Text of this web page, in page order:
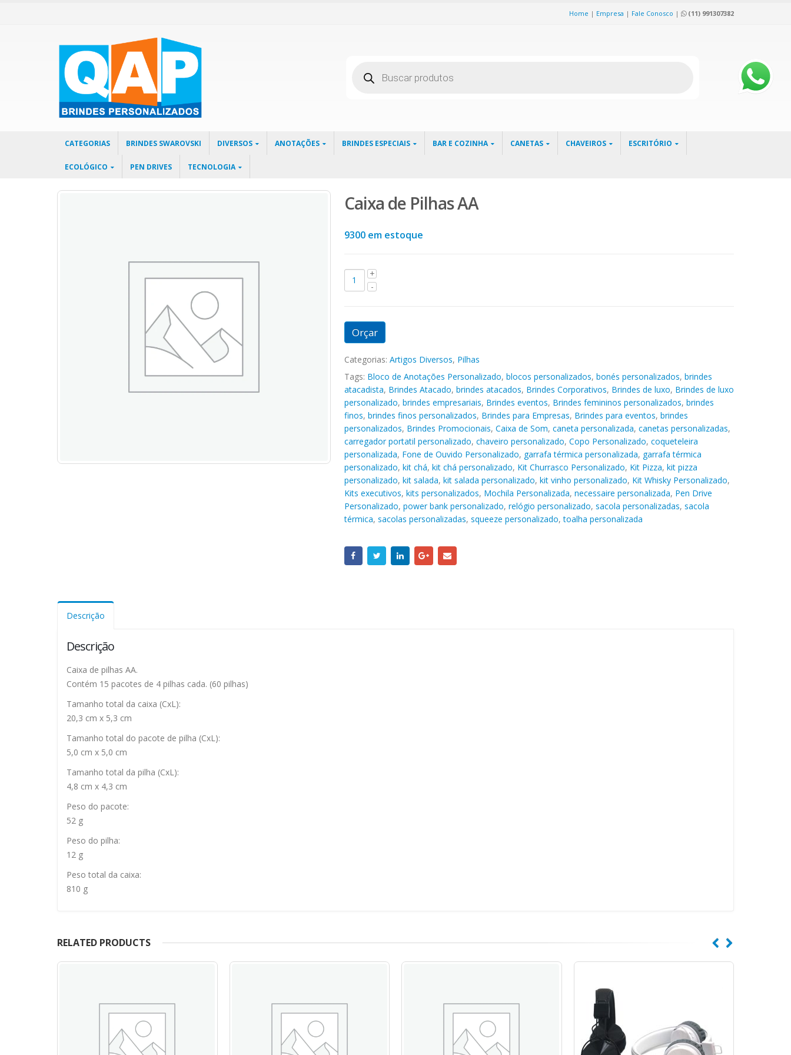
Home | Empresa | Fale Conosco | (11) 991307382
produtos
CATEGORIAS BRINDES SWAROVSKI DIVERSOS ANOTAÇÕES BRINDES ESPECIAIS BAR E COZINHA CANETAS CHAVEIROS ESCRITÓRIO
ECOLÓGICO PEN DRIVES TECNOLOGIA
Caixa de Pilhas AA
9300 em estoque
Orçar
Categorias: Artigos Diversos, Pilhas
Tags: Bloco de Anotações Personalizado, blocos personalizados, bonés personalizados, brindes
atacadista, Brindes Atacado, brindes atacados, Brindes Corporativos, Brindes de luxo, Brindes de luxo
personalizado, brindes empresariais, Brindes eventos, Brindes femininos personalizados, brindes
finos, brindes finos personalizados, Brindes para Empresas, Brindes para eventos, brindes
personalizados, Brindes Promocionais, Caixa de Som, caneta personalizada, canetas personalizadas,
carregador portatil personalizado, chaveiro personalizado, Copo Personalizado, coqueteleira
personalizada, Fone de Ouvido Personalizado, garrafa térmica personalizada, garrafa térmica
personalizado, kit chá, kit chá personalizado, Kit Churrasco Personalizado, Kit Pizza, kit pizza
personalizado, kit salada, kit salada personalizado, kit vinho personalizado, Kit Whisky Personalizado,
Kits executivos, kits personalizados, Mochila Personalizada, necessaire personalizada, Pen Drive
Personalizado, power bank personalizado, relógio personalizado, sacola personalizadas, sacola
térmica, sacolas personalizadas, squeeze personalizado,toalha personalizada
Descrição
Descrição
Caixa de pilhas AA.
Contém 15 pacotes de 4 pilhas cada. (60 pilhas)
Tamanho total da caixa (CxL):
20,3 cm x 5,3 cm
Tamanho total do pacote de pilha (CxL):
5,0 cm x 5,0 cm
Tamanho total da pilha (CxL):
4,8 cm x 4,3 cm
Peso do pacote:
52 g
Peso do pilha:
12 g
Peso total da caixa:
810 g
RELATED PRODUCTS